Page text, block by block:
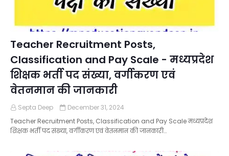
Teacher Recruitment Posts,
Classification and Pay Scale - मध्यप्रदेश
शिक्षक भर्ती पद संख्या, वर्गीकरण एवं
वेतनमान की जानकारी
Septa Deep
December 31, 2024
Teacher Recruitment Posts, Classification and Pay Scale मध्यप्रदेश
शिक्षक भर्ती पद संख्या, वर्गीकरण एवं वेतनमान की जानकारी…